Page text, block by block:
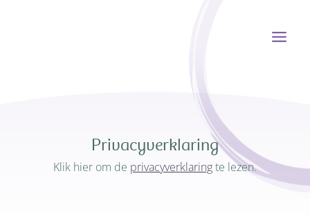
Privacyverklaring
Klik hier om de privacyverklaringte lezen.